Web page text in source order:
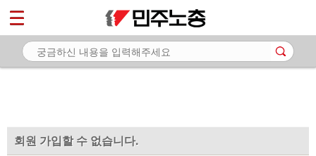
회원 가입할 수 없습니다.
마이페이지
소개
자료